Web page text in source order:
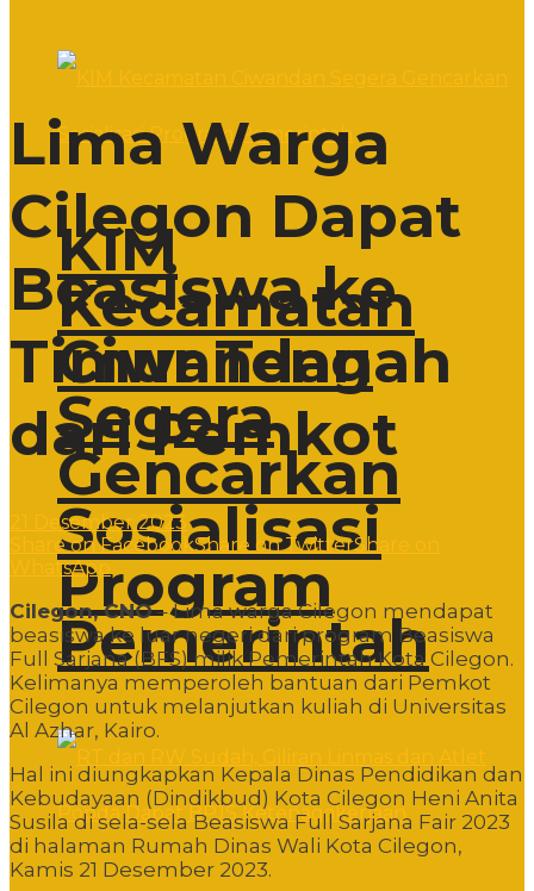
KIM
Kecamatan
Ciwandan
Segera
Gencarkan
Sosialisasi
Program
Pemerintah
Lima Warga
Cilegon Dapat
Beasiswa ke
Timur Tengah
dari Pemkot
21 Desember 2023
Share on FacebookShare on TwitterShare on
WhatsApp
Cilegon, CNO– Lima warga Cilegon mendapat
beasiswa ke luar negeri dari program Beasiswa
Full Sarjana (BFS) milik Pemerintah Kota Cilegon.
Kelimanya memperoleh bantuan dari Pemkot
Cilegon untuk melanjutkan kuliah di Universitas
Al Azhar, Kairo.
Hal ini diungkapkan Kepala Dinas Pendidikan dan
Kebudayaan (Dindikbud) Kota Cilegon Heni Anita
Susila di sela-sela Beasiswa Full Sarjana Fair 2023
di halaman Rumah Dinas Wali Kota Cilegon,
Kamis 21 Desember 2023.